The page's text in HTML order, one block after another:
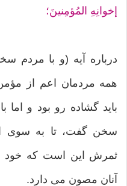
إخوانِهِ المُؤمِنينَ؛
درباره آيه (و با مردم
همه مردمان اعم از
بايد گشاده رو بود و اما
سخن گفت، تا به سوى
ثمرش اين است كه خود و
آنان مصون مى دارد.